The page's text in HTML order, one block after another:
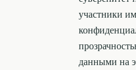
участники
данными на